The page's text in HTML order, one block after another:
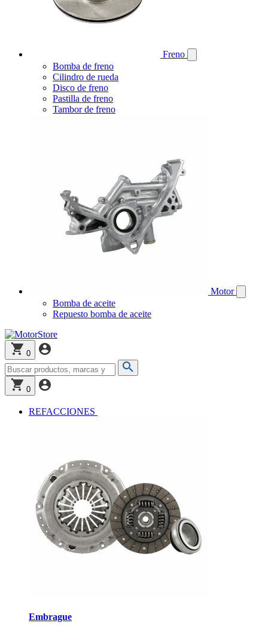
Freno
Bomba de freno
Cilindro de rueda
Disco de freno
Pastilla de freno
Tambor de freno
Motor
Bomba de aceite
Repuesto bomba de aceite
0
0
REFACCIONES
Embrague